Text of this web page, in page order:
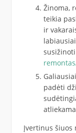
Žinoma,
teikia
ir
padėti
Įvertinus šiuos